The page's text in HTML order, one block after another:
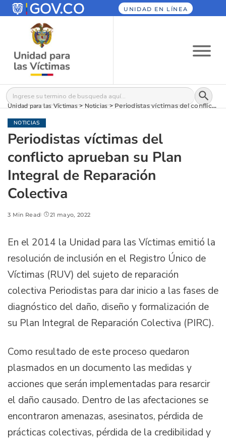
UNIDAD EN LÍNEA
Buscar: Botón
Unidad para las Víctimas>Noticias>Periodistas víctimas del conflicto aprueban su Plan Integral de Reparación Colectiva
NOTICIAS
Periodistas víctimas del
conflicto aprueban su Plan
Integral de Reparación
Colectiva
3 Min Read 21 mayo, 2022
En el 2014 la Unidad para las Víctimas emitió la
resolución de inclusión en el Registro Único de
Víctimas (RUV) del sujeto de reparación
colectiva Periodistas para dar inicio a las fases de
diagnóstico del daño, diseño y formalización de
su Plan Integral de Reparación Colectiva (PIRC).
Como resultado de este proceso quedaron
plasmados en un documento las medidas y
acciones que serán implementadas para resarcir
el daño causado. Dentro de las afectaciones se
encontraron amenazas, asesinatos, pérdida de
prácticas colectivas, pérdida de la credibilidad y